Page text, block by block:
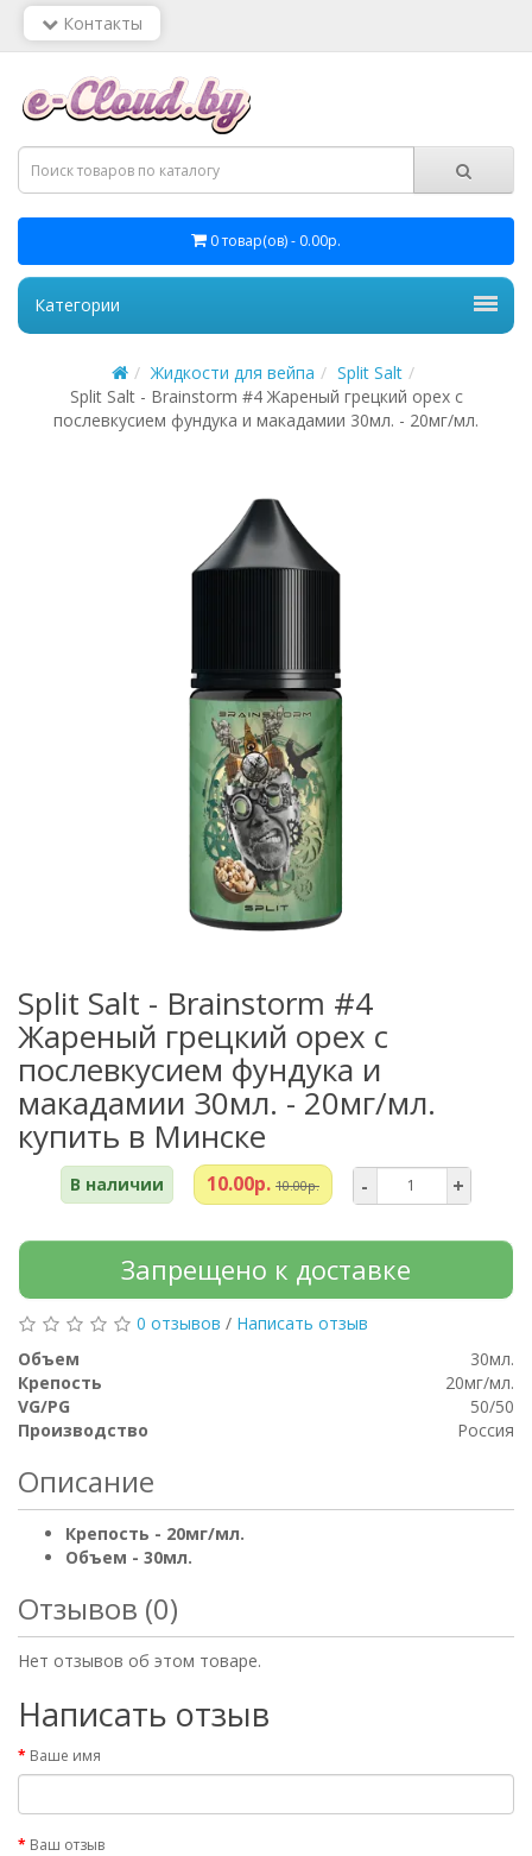
Контакты
0 товар(ов) - 0.00р.
Категории
Жидкости для вейпа
Split Salt
Split Salt - Brainstorm #4 Жареный грецкий орех с
послевкусием фундука и макадамии 30мл. - 20мг/мл.
Split Salt - Brainstorm #4
Жареный грецкий орех с
послевкусием фундука и
макадамии 30мл. - 20мг/мл.
купить в Минске
В наличии 10.00р. 10.00р. - +
Запрещено к доставке
0 отзывов / Написать отзыв
Объем
30мл.
Крепость
20мг/мл.
VG/PG
50/50
Производство
Россия
Описание
Крепость - 20мг/мл.
Объем - 30мл.
Отзывов (0)
Нет отзывов об этом товаре.
Написать отзыв
Ваше имя
Ваш отзыв